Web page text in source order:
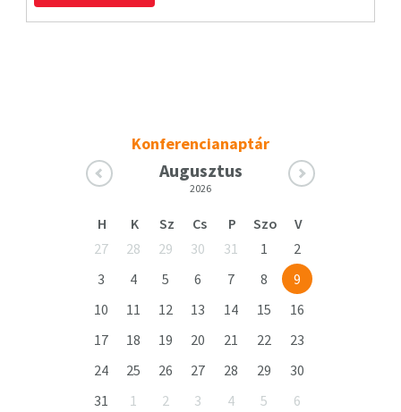
Konferencianaptár
Augusztus
2026
H K Sz Cs P Szo
V
27
28 29 30 31 1
2
3
4 5 6 7 8
9
10
11 12 13 14 15
16
17
18 19 20 21 22
23
24
25 26 27 28 29
30
31
1 2 3 4 5 6